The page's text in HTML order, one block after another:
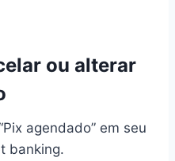
ou alterar
agendado” em seu
banking.